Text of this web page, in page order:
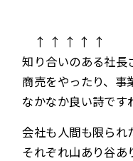
↑ ↑ ↑ ↑ ↑
知り合いのある社長
商売をやったり、事
なかなか良い詩です
会社も人間も限られ
それぞれ山あり谷あ